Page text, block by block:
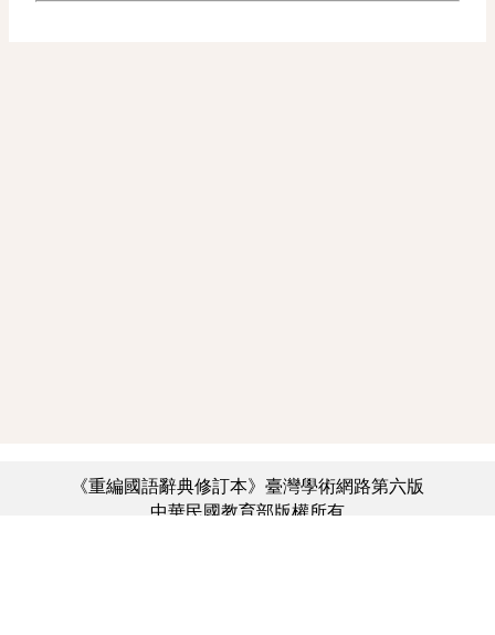
《重編國語辭典修訂本》臺灣學術網路第六版
中華民國教育部版權所有